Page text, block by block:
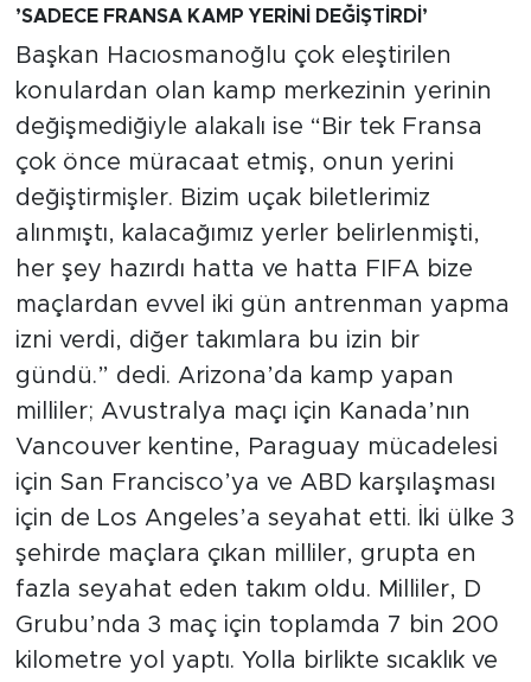
’SADECE FRANSA KAMP YERİNİ DEĞİŞTİRDİ’
Başkan Hacıosmanoğlu çok eleştirilen
konulardan olan kamp merkezinin yerinin
değişmediğiyle alakalı ise “Bir tek Fransa
çok önce müracaat etmiş, onun yerini
değiştirmişler. Bizim uçak biletlerimiz
alınmıştı, kalacağımız yerler belirlenmişti,
her şey hazırdı hatta ve hatta FIFA bize
maçlardan evvel iki gün antrenman yapma
izni verdi, diğer takımlara bu izin bir
gündü.” dedi. Arizona’da kamp yapan
milliler; Avustralya maçı için Kanada’nın
Vancouver kentine, Paraguay mücadelesi
için San Francisco’ya ve ABD karşılaşması
için de Los Angeles’a seyahat etti. İki ülke 3
şehirde maçlara çıkan milliler, grupta en
fazla seyahat eden takım oldu. Milliler, D
Grubu’nda 3 maç için toplamda 7 bin 200
kilometre yol yaptı. Yolla birlikte sıcaklık ve